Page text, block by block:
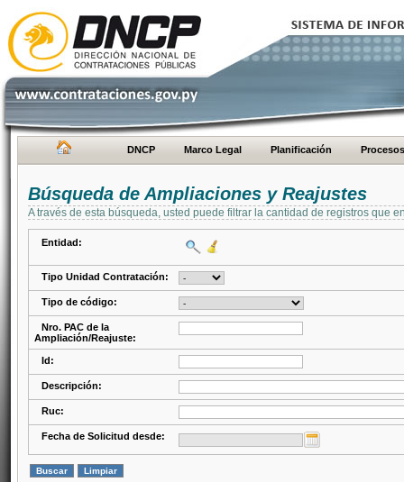
DNCP Marco Legal Planificación Procesos
Búsqueda de Ampliaciones y Reajustes
A través de esta búsqueda, usted puede filtrar la cantidad de registros que
Entidad:
Tipo Unidad Contratación:
Tipo de código:
Nro. PAC de la
Ampliación/Reajuste:
Id:
Descripción:
Ruc:
Fecha de Solicitud desde: